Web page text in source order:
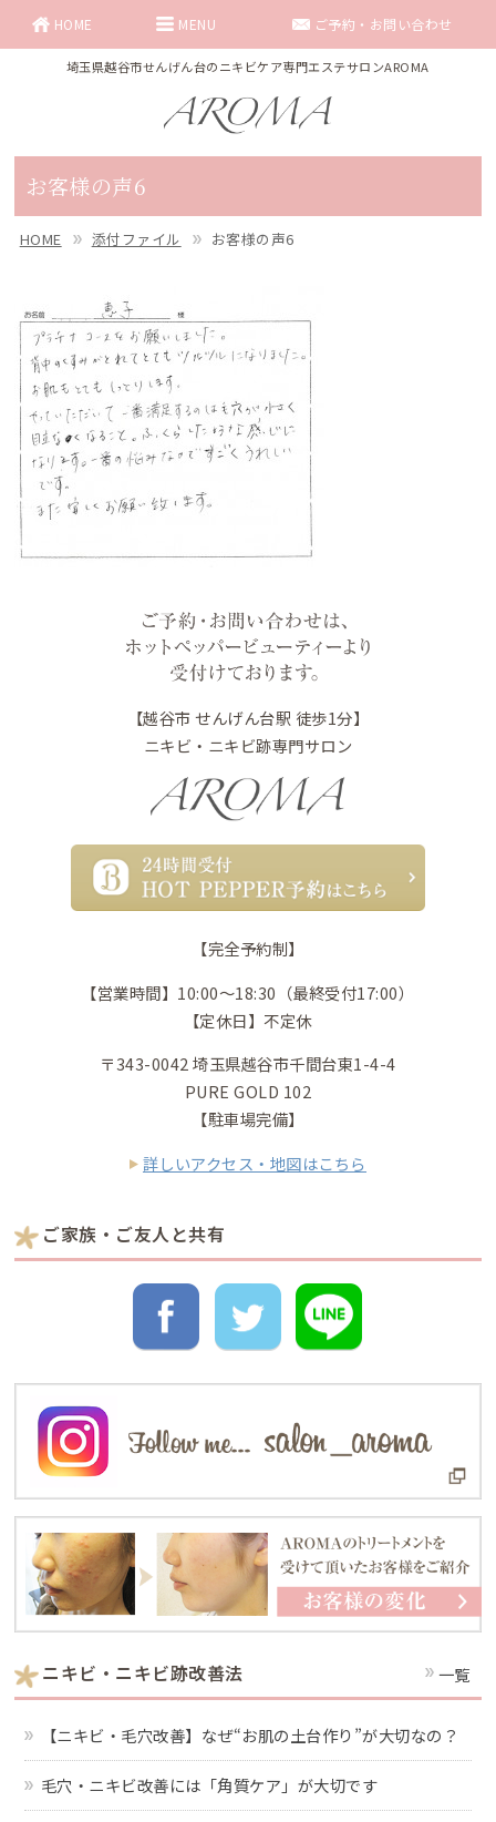
埼玉県越谷市せんげん台のニキビケア専門エステサロンAROMA
HOME ご予約・お問い合わせ
MENU
お客様の声6
HOME 添付ファイル お客様の声6
【越谷市 せんげん台駅 徒歩1分】
ニキビ・ニキビ跡専門サロン
【完全予約制】
【営業時間】10:00〜18:30（最終受付17:00）
【定休日】不定休
〒343-0042 埼玉県越谷市千間台東1-4-4
PURE GOLD 102
【駐車場完備】
詳しいアクセス・地図はこちら
ご家族・ご友人と共有
ニキビ・ニキビ跡改善法 一覧
【ニキビ・毛穴改善】なぜ“お肌の土台作り”が大切なの？
毛穴・ニキビ改善には「角質ケア」が大切です